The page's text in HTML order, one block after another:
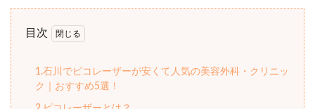
目次
1.石川でピコレーザーが安くて人気の美容外科・クリニッ
ク｜おすすめ5選！